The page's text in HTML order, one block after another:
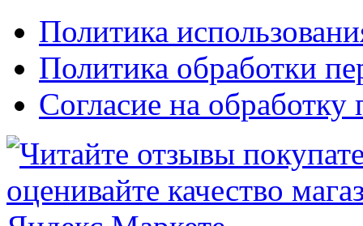
Политика
Политика обработки
Согласие на